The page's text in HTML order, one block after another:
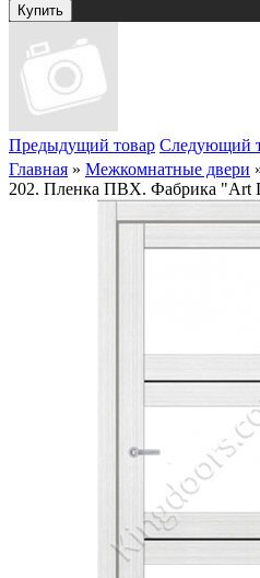
Предыдущий товар Следующий
Главная » Межкомнатные двери
202. Пленка ПВХ. Фабрика "Art